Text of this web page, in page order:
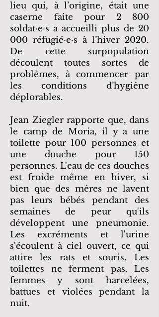
lieu qui, à l’origine, était une
caserne faite pour 2 800
soldat·e·s a accueilli plus de 20
000 réfugié·e·s à l’hiver 2020.
De cette surpopulation
découlent toutes sortes de
problèmes, à commencer par
les conditions d’hygiène
déplorables.
Jean Ziegler rapporte que, dans
le camp de Moria, il y a une
toilette pour 100 personnes et
une douche pour 150
personnes. L'eau de ces douches
est froide même en hiver, si
bien que des mères ne lavent
pas leurs bébés pendant des
semaines de peur qu'ils
développent une pneumonie.
Les excréments et l'urine
s'écoulent à ciel ouvert, ce qui
attire les rats et souris. Les
toilettes ne ferment pas. Les
femmes y sont harcelées,
battues et violées pendant la
nuit.